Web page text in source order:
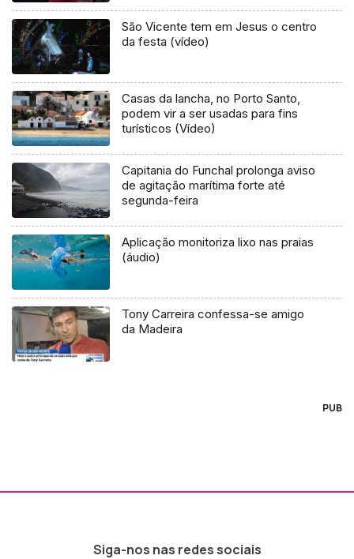
São Vicente tem em Jesus o centro
da festa (vídeo)
Casas da lancha, no Porto Santo,
podem vir a ser usadas para fins
turísticos (Vídeo)
Capitania do Funchal prolonga aviso
de agitação marítima forte até
segunda-feira
Aplicação monitoriza lixo nas praias
(áudio)
Tony Carreira confessa-se amigo
da Madeira
PUB
Siga-nos nas redes sociais